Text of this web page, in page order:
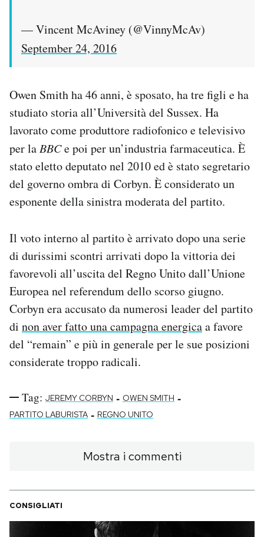
— Vincent McAviney (@VinnyMcAv)
September 24, 2016
Owen Smith ha 46 anni, è sposato, ha tre figli e ha
studiato storia all’Università del Sussex. Ha
lavorato come produttore radiofonico e televisivo
per la BBCe poi per un’industria farmaceutica. È
stato eletto deputato nel 2010 ed è stato segretario
del governo ombra di Corbyn. È considerato un
esponente della sinistra moderata del partito.
Il voto interno al partito è arrivato dopo una serie
di durissimi scontri arrivati dopo la vittoria dei
favorevoli all’uscita del Regno Unito dall’Unione
Europea nel referendum dello scorso giugno.
Corbyn era accusato da numerosi leader del partito
di non aver fatto una campagna energicaa favore
del “remain” e più in generale per le sue posizioni
considerate troppo radicali.
Tag: JEREMY CORBYN - OWEN SMITH -
PARTITO LABURISTA - REGNO UNITO
Mostra i commenti
CONSIGLIATI